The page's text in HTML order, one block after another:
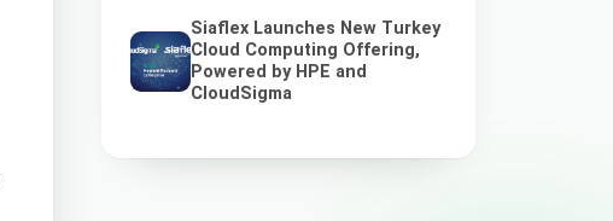
Siaflex Launches New Turkey
Cloud Computing Offering,
Powered by HPE and
CloudSigma